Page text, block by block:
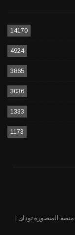
14170
4924
3865
3036
1333
1173
لصالح منصة المنصورة توداى |